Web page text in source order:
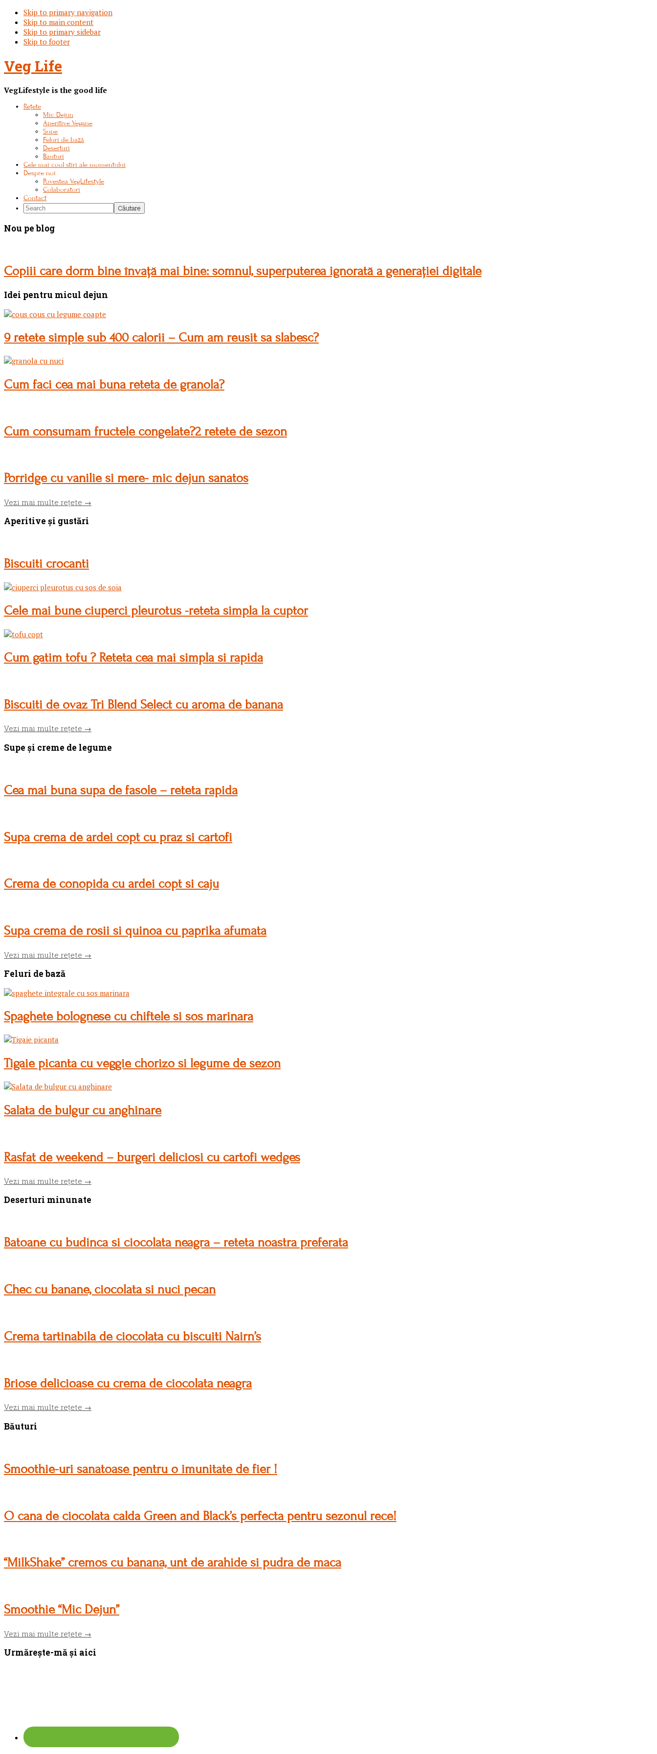
Skip to primary navigation
Skip to main content
Skip to primary sidebar
Skip to footer
Veg Life
VegLifestyle is the good life
Rețete
Mic Dejun
Aperitive Vegane
Supe
Feluri de bază
Deserturi
Bauturi
Cele mai cool stiri ale momentului
Despre noi
Povestea VegLifestyle
Colaboratori
Contact
Search
Nou pe blog
Copiii care dorm bine învață mai bine: somnul, superputerea ignorată a generației digitale
Idei pentru micul dejun
9 retete simple sub 400 calorii – Cum am reusit sa slabesc?
Cum faci cea mai buna reteta de granola?
Cum consumam fructele congelate?2 retete de sezon
Porridge cu vanilie si mere- mic dejun sanatos
Vezi mai multe rețete →
Aperitive și gustări
Biscuiti crocanti
Cele mai bune ciuperci pleurotus -reteta simpla la cuptor
Cum gatim tofu ? Reteta cea mai simpla si rapida
Biscuiti de ovaz Tri Blend Select cu aroma de banana
Vezi mai multe rețete →
Supe și creme de legume
Cea mai buna supa de fasole – reteta rapida
Supa crema de ardei copt cu praz si cartofi
Crema de conopida cu ardei copt si caju
Supa crema de rosii si quinoa cu paprika afumata
Vezi mai multe rețete →
Feluri de bază
Spaghete bolognese cu chiftele si sos marinara
Tigaie picanta cu veggie chorizo si legume de sezon
Salata de bulgur cu anghinare
Rasfat de weekend – burgeri deliciosi cu cartofi wedges
Vezi mai multe rețete →
Deserturi minunate
Batoane cu budinca si ciocolata neagra – reteta noastra preferata
Chec cu banane, ciocolata si nuci pecan
Crema tartinabila de ciocolata cu biscuiti Nairn’s
Briose delicioase cu crema de ciocolata neagra
Vezi mai multe rețete →
Băuturi
Smoothie-uri sanatoase pentru o imunitate de fier !
O cana de ciocolata calda Green and Black’s perfecta pentru sezonul rece!
“MilkShake” cremos cu banana, unt de arahide si pudra de maca
Smoothie “Mic Dejun”
Vezi mai multe rețete →
Bara
Urmărește-mă și aici